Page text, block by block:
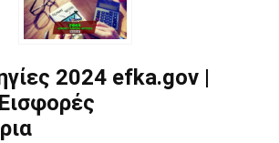
2024 efka.gov |